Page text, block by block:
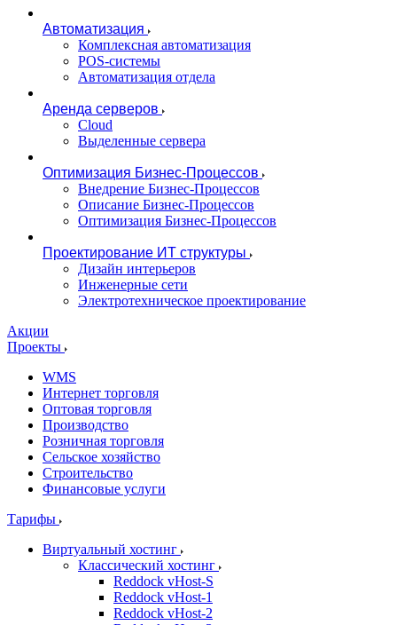
Автоматизация
Комплексная автоматизация
POS-системы
Автоматизация отдела
Аренда серверов
Cloud
Выделенные сервера
Оптимизация Бизнес-Процессов
Внедрение Бизнес-Процессов
Описание Бизнес-Процессов
Оптимизация Бизнес-Процессов
Проектирование ИТ структуры
Дизайн интерьеров
Инженерные сети
Электротехническое проектирование
Акции
Проекты
WMS
Интернет торговля
Оптовая торговля
Производство
Розничная торговля
Сельское хозяйство
Строительство
Финансовые услуги
Тарифы
Виртуальный хостинг
Классический хостинг
Reddock vHost-S
Reddock vHost-1
Reddock vHost-2